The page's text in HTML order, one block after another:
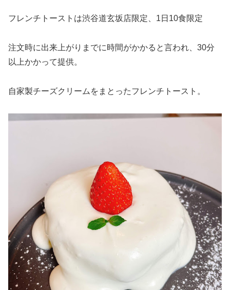
フレンチトーストは渋谷道玄坂店限定、1日10食限定
注文時に出来上がりまでに時間がかかると言われ、30分
以上かかって提供。
自家製チーズクリームをまとったフレンチトースト。